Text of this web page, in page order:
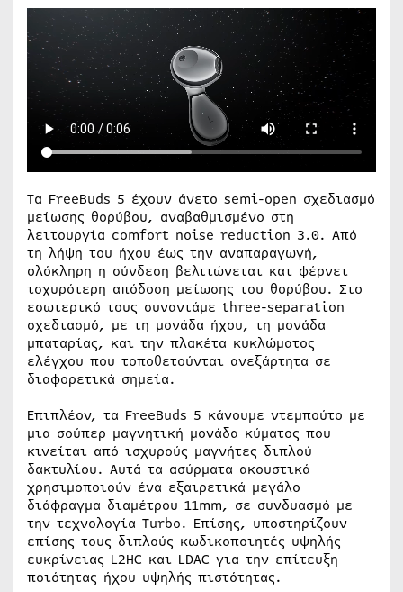
Τα FreeBuds 5 έχουν άνετο semi-open σχεδιασμό
μείωσης θορύβου, αναβαθμισμένο στη
λειτουργία comfort noise reduction 3.0. Από
τη λήψη του ήχου έως την αναπαραγωγή,
ολόκληρη η σύνδεση βελτιώνεται και φέρνει
ισχυρότερη απόδοση μείωσης του θορύβου. Στο
εσωτερικό τους συναντάμε three-separation
σχεδιασμό, με τη μονάδα ήχου, τη μονάδα
μπαταρίας, και την πλακέτα κυκλώματος
ελέγχου που τοποθετούνται ανεξάρτητα σε
διαφορετικά σημεία.
Επιπλέον, τα FreeBuds 5 κάνουμε ντεμπούτο με
μια σούπερ μαγνητική μονάδα κύματος που
κινείται από ισχυρούς μαγνήτες διπλού
δακτυλίου. Αυτά τα ασύρματα ακουστικά
χρησιμοποιούν ένα εξαιρετικά μεγάλο
διάφραγμα διαμέτρου 11mm, σε συνδυασμό με
την τεχνολογία Turbo. Επίσης, υποστηρίζουν
επίσης τους διπλούς κωδικοποιητές υψηλής
ευκρίνειας L2HC και LDAC για την επίτευξη
ποιότητας ήχου υψηλής πιστότητας.